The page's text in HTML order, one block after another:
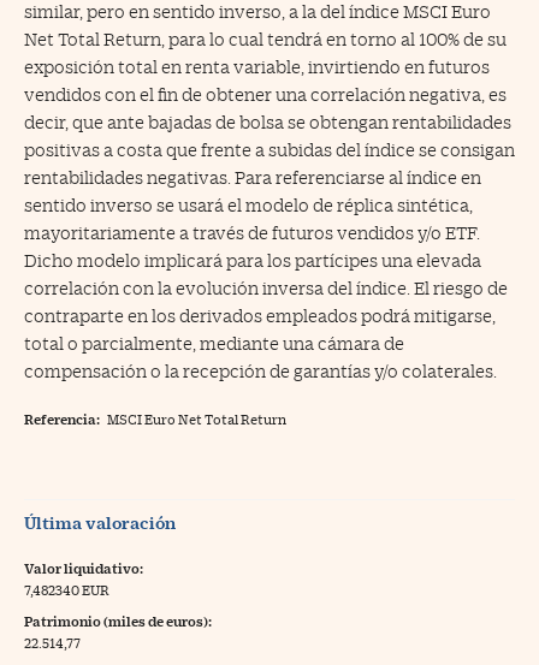
similar, pero en sentido inverso, a la del índice MSCI Euro
Net Total Return, para lo cual tendrá en torno al 100% de su
exposición total en renta variable, invirtiendo en futuros
vendidos con el fin de obtener una correlación negativa, es
decir, que ante bajadas de bolsa se obtengan rentabilidades
positivas a costa que frente a subidas del índice se consigan
rentabilidades negativas. Para referenciarse al índice en
sentido inverso se usará el modelo de réplica sintética,
mayoritariamente a través de futuros vendidos y/o ETF.
Dicho modelo implicará para los partícipes una elevada
correlación con la evolución inversa del índice. El riesgo de
contraparte en los derivados empleados podrá mitigarse,
total o parcialmente, mediante una cámara de
compensación o la recepción de garantías y/o colaterales.
Referencia: MSCI Euro Net Total Return
Última valoración
Valor liquidativo:
7,482340 EUR
Patrimonio (miles de euros):
22.514,77